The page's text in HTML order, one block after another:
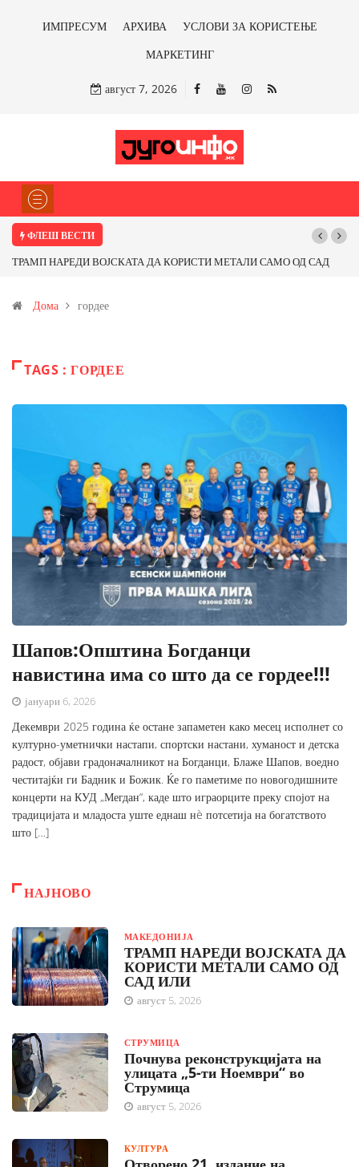
ИМПРЕСУМ АРХИВА
УСЛОВИ ЗА КОРИСТЕЊЕ
МАРКЕТИНГ
август 7, 2026
ФЛЕШ ВЕСТИ
ТРАМП НАРЕДИ ВОЈСКАТА ДА КОРИСТИ МЕТАЛИ САМО ОД САД
Иловица и со антимонот?
Дома гордее
TAGS : ГОРДЕЕ
Шапов:Општина Богданци
навистина има со што да се гордее!!!
јануари 6, 2026
Декември 2025 година ќе остане запаметен како месец исполнет со
културно-уметнички настапи, спортски настани, хуманост и детска
радост, објави градоначалникот на Богданци, Блаже Шапов, воедно
честитајќи ги Бадник и Божик. Ќе го паметиме по новогодишните
концерти на КУД „Мегдан“, каде што играорците преку спојот на
традицијата и младоста уште еднаш нè потсетија на богатството
што […]
НАЈНОВО
МАКЕДОНИЈА
ТРАМП НАРЕДИ ВОЈСКАТА ДА
КОРИСТИ МЕТАЛИ САМО ОД
САД ИЛИ
август 5, 2026
СТРУМИЦА
Почнува реконструкцијата на
улицата „5-ти Ноември“ во
Струмица
август 5, 2026
КУЛТУРА